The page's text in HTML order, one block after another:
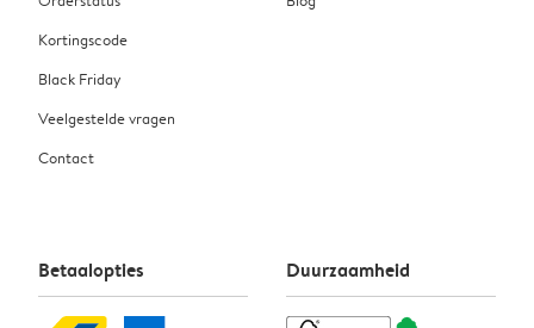
Kortingscode
Black Friday
Veelgestelde vragen
Contact
Betaalopties Duurzaamheid